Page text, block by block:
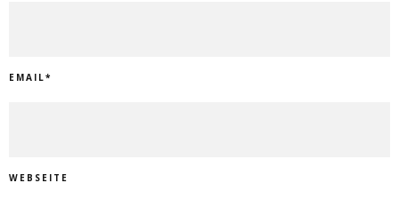
EMAIL*
WEBSEITE